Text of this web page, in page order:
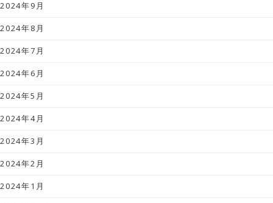
2024年9月
2024年8月
2024年7月
2024年6月
2024年5月
2024年4月
2024年3月
2024年2月
2024年1月